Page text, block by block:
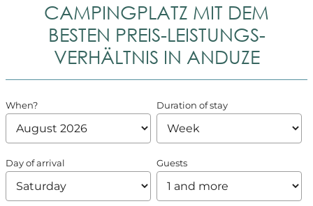
CAMPINGPLATZ MIT DEM
BESTEN PREIS-LEISTUNGS-
VERHÄLTNIS IN ANDUZE